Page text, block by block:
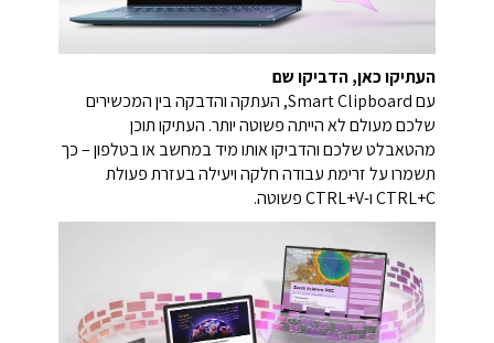
העתיקו כאן, הדביקו שם
עם Smart Clipboard, העתקה והדבקה בין המכשירים
שלכם מעולם לא הייתה פשוטה יותר. העתיקו תוכן
מהטאבלט שלכם והדביקו אותו מיד במחשב או בטלפון – כך
תשמרו על זרימת עבודה חלקה ויעילה בעזרת פעולת
CTRL+C ו-CTRL+V פשוטה.